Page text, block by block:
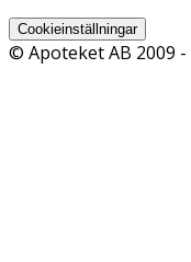
Cookieinställningar
© Apoteket AB 2009 -